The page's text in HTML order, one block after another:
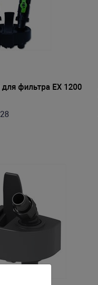
фильтра EX 1200